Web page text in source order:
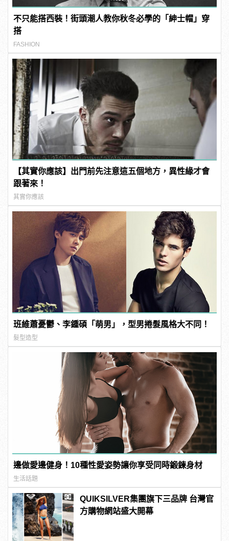
不只能搭西裝！街頭潮人教你秋冬必學的「紳士帽」穿
搭
FASHION
【其實你應該】出門前先注意這五個地方，異性緣才會
跟著來！
其實你應該
班維蕭憂鬱、李鍾碩「萌男」，型男捲髮風格大不同！
髮型造型
邊做愛邊健身！10種性愛姿勢讓你享受同時鍛鍊身材
生活話題
QUIKSILVER集團旗下三品牌 台灣官
方購物網站盛大開幕